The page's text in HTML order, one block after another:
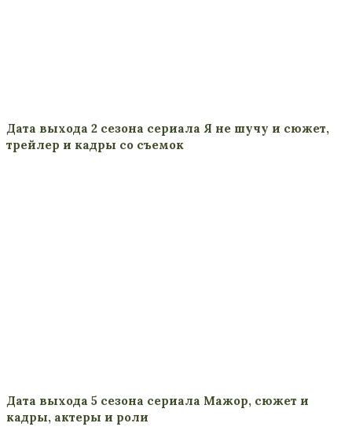
Дата выхода 2 сезона сериала Я не шучу и сюжет,
трейлер и кадры со съемок
Дата выхода 5 сезона сериала Мажор, сюжет и
кадры, актеры и роли